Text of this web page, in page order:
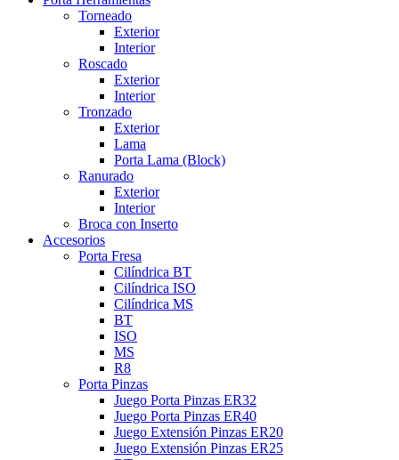
Torneado
Exterior
Interior
Roscado
Exterior
Interior
Tronzado
Exterior
Lama
Porta Lama (Block)
Ranurado
Exterior
Interior
Broca con Inserto
Accesorios
Porta Fresa
Cilíndrica BT
Cilíndrica ISO
Cilíndrica MS
BT
ISO
MS
R8
Porta Pinzas
Juego Porta Pinzas ER32
Juego Porta Pinzas ER40
Juego Extensión Pinzas ER20
Juego Extensión Pinzas ER25